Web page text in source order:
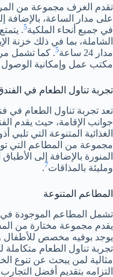
تقدم الغرف مجموعة من
على مدار الساعة، بالإضافة
في جميع أنحاء الملكية5
.
الشاملة، بما في ذلك خزنة
مدار 24 ساعة
5. كما تشمل
مكتب عمل وإمكانية الوصول
تجربة تناول الطعام في
تعد تجربة تناول الطعام في
جوانب الإقامة، حيث يقدم
الغذائية المتنوعة التي
مجموعة من المطاعم التي
المنورة بالإضافة إلى
ومليئة بالمذاقات7
.
المطاعم المتنوعة
تشمل المطاعم الموجودة في
يقدم مجموعة مختارة من
يوجد بوفيه مخصص للأطفال
تجربة تناول الطعام متكاملة
مثالية لمن يبحث عن تنوع
التزامه بتقديم أفضل